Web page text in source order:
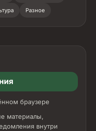
Разное
браузере
материалы,
внутри